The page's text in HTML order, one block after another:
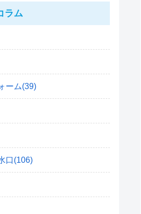
ラム
ーム(39)
口(106)